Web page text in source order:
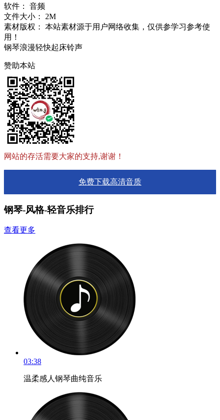
软件：
音频
文件大小：
2M
素材版权：
本站素材源于用户网络收集，仅供参学习参考使
用！
钢琴浪漫轻快起床铃声
赞助本站
网站的存活需要大家的支持,谢谢！
免费下载高清音质
钢琴-风格-轻音乐排行
查看更多
03:38
温柔感人钢琴曲纯音乐